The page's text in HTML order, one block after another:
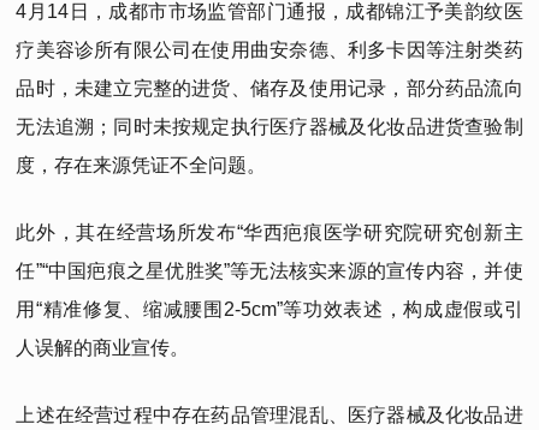
4月14日，成都市市场监管部门通报，成都锦江予美韵纹医
疗美容诊所有限公司在使用曲安奈德、利多卡因等注射类药
品时，未建立完整的进货、储存及使用记录，部分药品流向
无法追溯；同时未按规定执行医疗器械及化妆品进货查验制
度，存在来源凭证不全问题。
此外，其在经营场所发布“华西疤痕医学研究院研究创新主
任”“中国疤痕之星优胜奖”等无法核实来源的宣传内容，并使
用“精准修复、缩减腰围2-5cm”等功效表述，构成虚假或引
人误解的商业宣传。
上述在经营过程中存在药品管理混乱、医疗器械及化妆品进